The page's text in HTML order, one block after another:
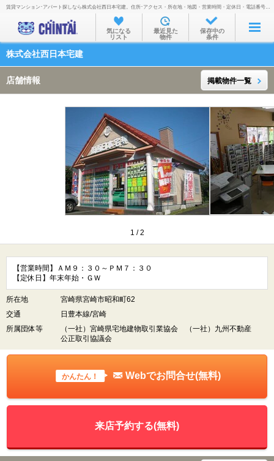
お部屋を探す
沿線・駅から
通勤通学時間から
物件特集から
不動産会社から
TOP
賃貸マンション･アパート探しなら株式会社西日本宅建。住所･アクセス・所在地・地図・営業時間・定休日・電話番号などを掲載。
気になる
リスト
最近見た
物件
保存中の
条件
株式会社西日本宅建
店舗情報 掲載物件一覧
1 /2
【営業時間】ＡＭ９：３０～ＰＭ７：３０
【定休日】年末年始・ＧＷ
所在地
宮崎県宮崎市昭和町62
交通
日豊本線/宮崎
所属団体等
（一社）宮崎県宅地建物取引業協会 （一社）九州不動産
公正取引協議会
かんたん！ Webでお問合せ(無料)
来店予約する(無料)